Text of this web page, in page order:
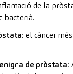
de la
bacterià.
: el càncer
de pròstata: